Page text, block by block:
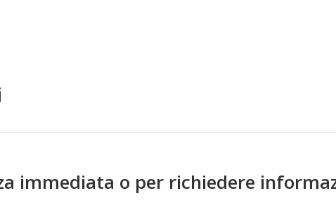
immediata o per richiedere